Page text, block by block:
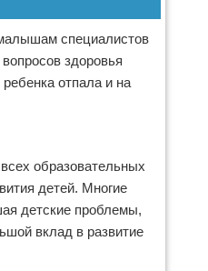
специалистов
здоровья
отпала и на
образовательных
детей. Многие
детские проблемы,
вклад в развитие